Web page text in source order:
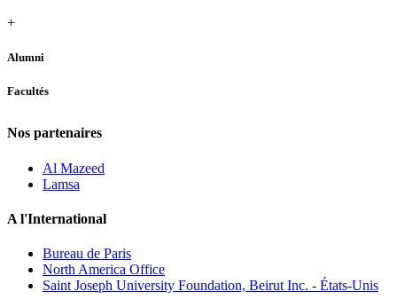
+
Alumni
Facultés
Nos partenaires
Al Mazeed
Lamsa
A l'International
Bureau de Paris
North America Office
Saint Joseph University Foundation, Beirut Inc. - États-Unis